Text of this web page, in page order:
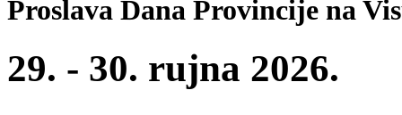
Proslava Dana Provincije na
29. - 30. rujna 2026.